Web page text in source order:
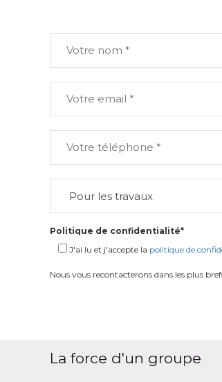
Politique de confidentialité*
J'ai lu et j'accepte la politique de
Nous vous recontacterons dans les plus
La force d'un groupe